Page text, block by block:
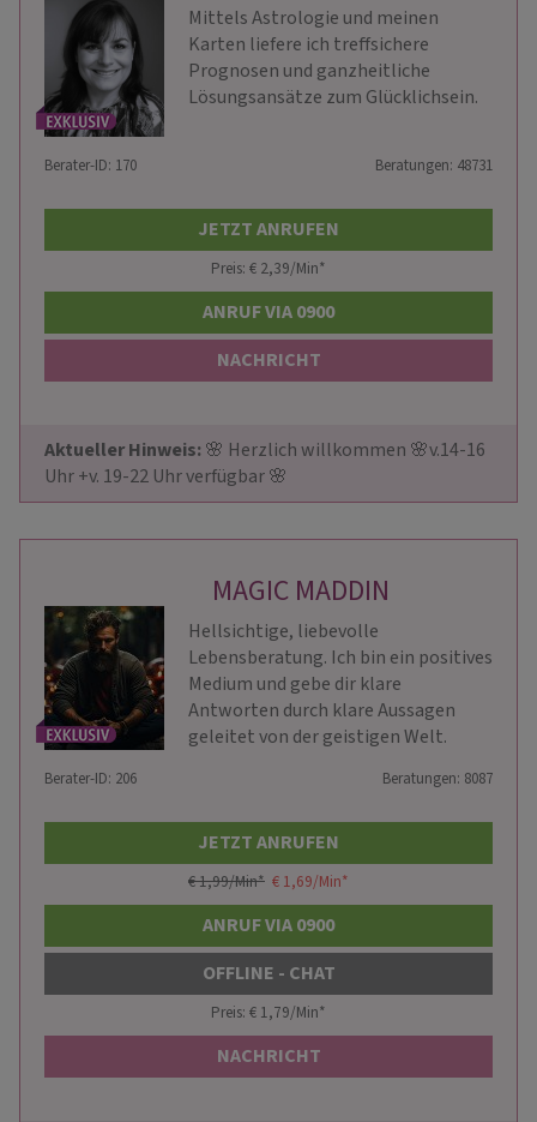
Mittels Astrologie und meinen
Karten liefere ich treffsichere
Prognosen und ganzheitliche
Lösungsansätze zum Glücklichsein.
Berater-ID: 170 Beratungen: 48731
JETZT ANRUFEN
Preis: € 2,39/Min*
ANRUF VIA 0900
NACHRICHT
Aktueller Hinweis: 🌸 Herzlich willkommen 🌸v.14-16
Uhr +v. 19-22 Uhr verfügbar 🌸
MAGIC MADDIN
Hellsichtige, liebevolle
Lebensberatung. Ich bin ein positives
Medium und gebe dir klare
Antworten durch klare Aussagen
geleitet von der geistigen Welt.
Berater-ID: 206 Beratungen: 8087
JETZT ANRUFEN
€ 1,99/Min* € 1,69/Min*
ANRUF VIA 0900
OFFLINE - CHAT
Preis: € 1,79/Min*
NACHRICHT